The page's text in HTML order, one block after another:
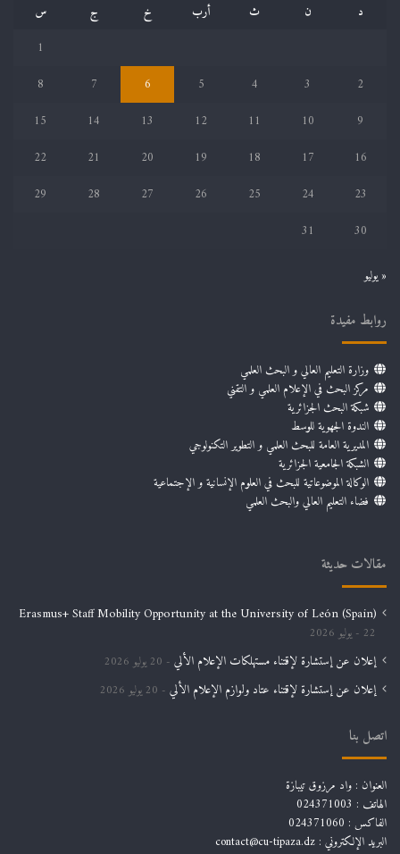
د
ن ث أرب خ ج
س
1
2
3
4
5
6
7
8
9
10
11
12
13
14
15
16
17
18
19
20
21
22
23
24
25
26
27
28
29
30
31
« يوليو
روابط مفيدة
وزارة التعليم العالي و البحث العلمي
مركز البحث في الإعلام العلمي و التقني
شبكة البحث الجزائرية
الندوة الجهوية للوسط
المديرية العامة للبحث العلمي و التطوير التكنولوجي
الشبكة الجامعية الجزائرية
الوكالة الموضوعاتية للبحث في العلوم الإنسانية و الإجتماعية
فضاء التعليم العالي والبحث العلمي
مقالات حديثة
Erasmus+ Staff Mobility Opportunity at the University of León (Spain)
22 يوليو 2026
إعلان عن إستشارة لإقتناء مستهلكات الإعلام الألي 20 يوليو 2026
إعلان عن إستشارة لإقتناء عتاد ولوازم الإعلام الألي 20 يوليو 2026
اتصل بنا
العنوان : واد مرزوق تيبازة
الهاتف : 024371003
الفاكس : 024371060
البريد الإلكتروني : contact@cu-tipaza.dz